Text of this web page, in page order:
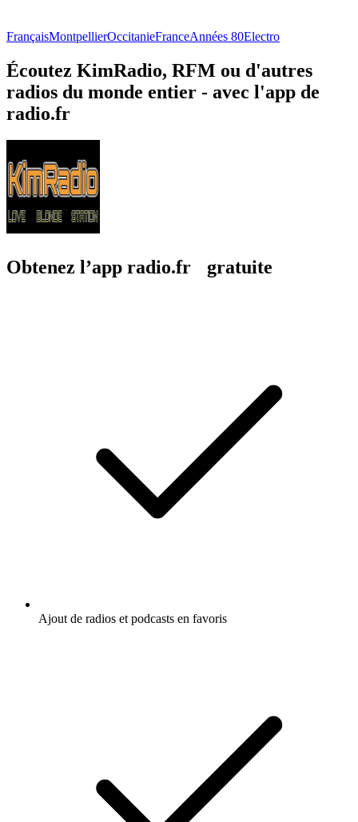
FrançaisMontpellierOccitanieFranceAnnées 80Electro
Écoutez KimRadio, RFM ou d'autres
radios du monde entier - avec l'app de
radio.fr
Obtenez l’app radio.fr gratuite
Ajout de radios et podcasts en favoris